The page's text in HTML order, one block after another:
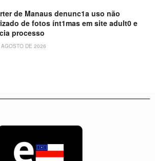
de Manaus denunc1a uso não
de fotos ínt1mas em site adult0 e
processo
DE 2026